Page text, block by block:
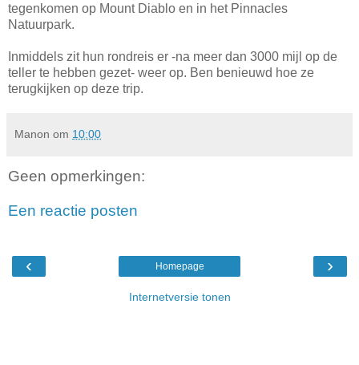
tegenkomen op Mount Diablo en in het Pinnacles
Natuurpark.
Inmiddels zit hun rondreis er -na meer dan 3000 mijl op de
teller te hebben gezet- weer op. Ben benieuwd hoe ze
terugkijken op deze trip.
Manon om 10:00
Geen opmerkingen:
Een reactie posten
‹ ›
Homepage
Internetversie tonen